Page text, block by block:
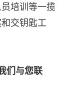
培训等一揽
交钥匙工
们与您联